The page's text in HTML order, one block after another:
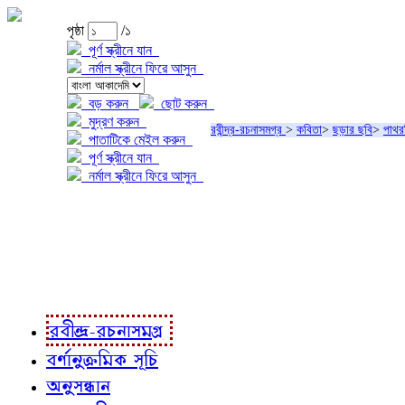
পৃষ্ঠা
/১
পূর্ণ স্ক্রীনে যান
নর্মাল স্ক্রীনে ফিরে আসুন
বড় করুন
ছোট করুন
মুদ্রণ করুন
পাতাটিকে মেইল করুন
পূর্ণ স্ক্রীনে যান
নর্মাল স্ক্রীনে ফিরে আসুন
রবীন্দ্র-রচনাসমগ্র > কবিতা> ছড়ার ছবি>
রবীন্দ্র-রচনাসমগ্র
বর্ণানুক্রমিক সূচি
অনুসন্ধান